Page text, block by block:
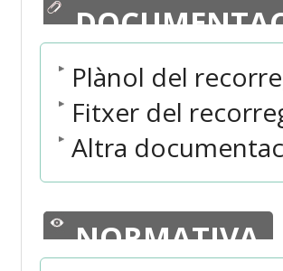
Plànol del
Fitxer del
Altra
NORMATIVA